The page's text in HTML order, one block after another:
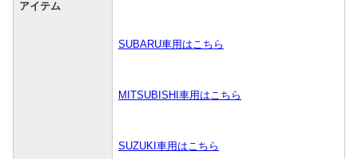
アイテム
SUBARU車用はこちら
MITSUBISHI車用はこちら
SUZUKI車用はこちら